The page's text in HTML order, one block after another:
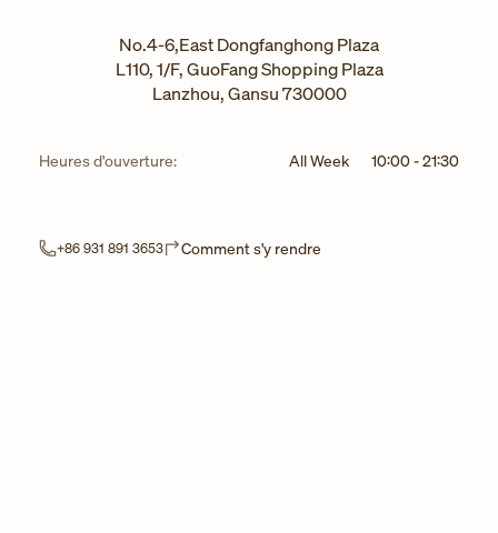
No.4-6,East Dongfanghong Plaza
L110, 1/F, GuoFang Shopping Plaza
Lanzhou,Gansu730000
Heures d'ouverture: All Week 10:00-21:30
+86 931 891 3653 Comment s'y rendre